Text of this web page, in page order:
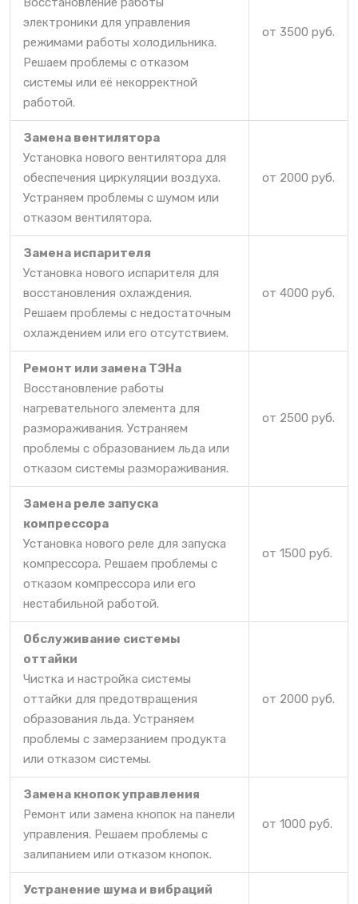
электроники для управления
режимами работы холодильника.
Решаем проблемы с отказом
системы или её некорректной
работой.
от 3500 руб.
Замена вентилятора
Установка нового вентилятора для
обеспечения циркуляции воздуха.
Устраняем проблемы с шумом или
отказом вентилятора.
от 2000 руб.
Замена испарителя
Установка нового испарителя для
восстановления охлаждения.
Решаем проблемы с недостаточным
охлаждением или его отсутствием.
от 4000 руб.
Ремонт или замена ТЭНа
Восстановление работы
нагревательного элемента для
размораживания. Устраняем
проблемы с образованием льда или
отказом системы размораживания.
от 2500 руб.
Замена реле запуска
компрессора
Установка нового реле для запуска
компрессора. Решаем проблемы с
отказом компрессора или его
нестабильной работой.
от 1500 руб.
Обслуживание системы
оттайки
Чистка и настройка системы
оттайки для предотвращения
образования льда. Устраняем
проблемы с замерзанием продукта
или отказом системы.
от 2000 руб.
Замена кнопок управления
Ремонт или замена кнопок на панели
управления. Решаем проблемы с
залипанием или отказом кнопок.
от 1000 руб.
Устранение шума и вибраций